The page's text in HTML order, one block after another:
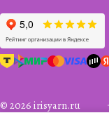
© 2026 irisyarn.ru